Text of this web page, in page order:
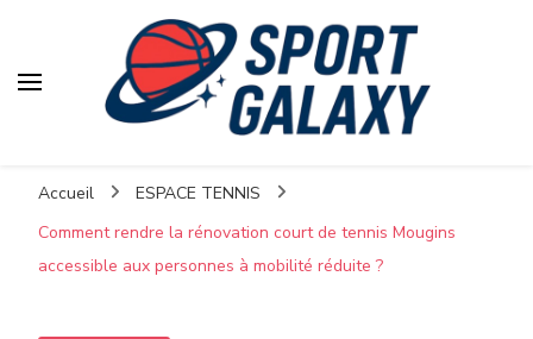
Accueil
ESPACE TENNIS
Comment rendre la rénovation court de tennis Mougins
accessible aux personnes à mobilité réduite ?